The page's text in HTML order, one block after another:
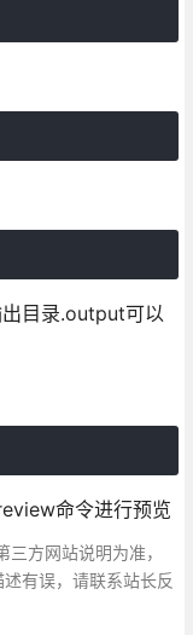
目录.output可以
命令进行预览
方网站说明为准，
有误，请联系站长反